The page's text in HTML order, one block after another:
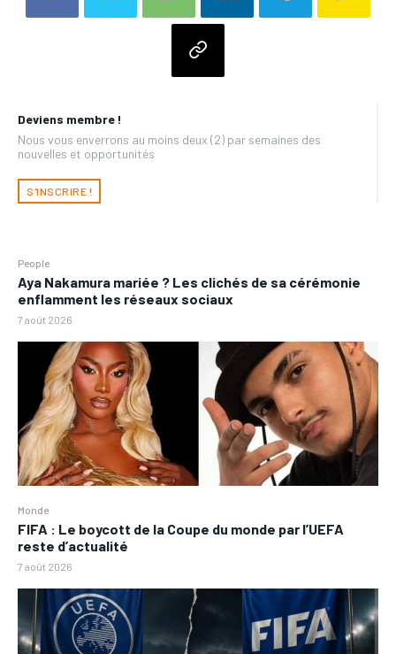
Deviens membre !
Nous vous enverrons au moins deux (2) par semaines des
nouvelles et opportunités
S'INSCRIRE !
People
Aya Nakamura mariée ? Les clichés de sa cérémonie
enflamment les réseaux sociaux
7 août 2026
Monde
FIFA : Le boycott de la Coupe du monde par l’UEFA
reste d’actualité
7 août 2026